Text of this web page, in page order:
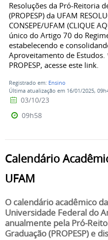
Resoluções da Pró-Reitoria
(PROPESP) da UFAM
CONSEPE/UFAM (CLIQUE
único do Artigo 70 do
estabelecendo e
Aproveitamento de
PROPESP, acesse este link.
Registrado em: Ensino
Última atualização em 16/01/2025,
03/10/23
09h58
Calendário
UFAM
O calendário acadêmico
Universidade Federal do
anualmente pela Pró-
Graduação (PROPESP) e